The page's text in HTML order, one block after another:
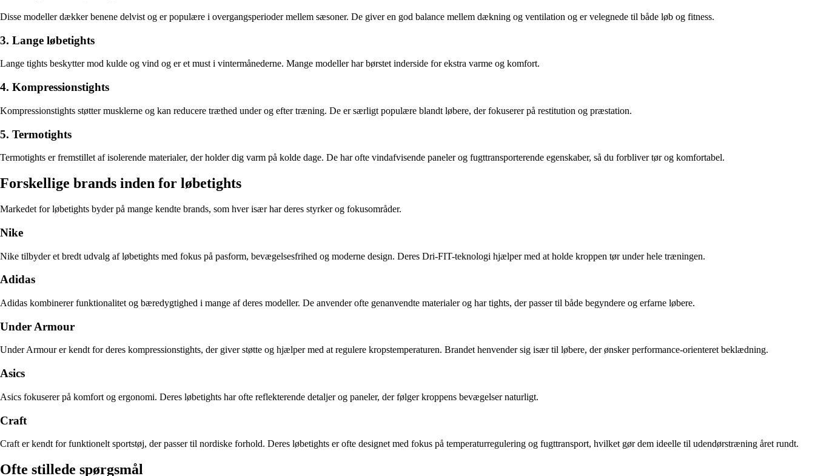
Disse modeller dækker benene delvist og er populære i overgangsperioder mellem sæsoner. De giver en god balance mellem dækning og ventilation og er velegnede til både løb og fitness.
3. Lange løbetights
Lange tights beskytter mod kulde og vind og er et must i vintermånederne. Mange modeller har børstet inderside for ekstra varme og komfort.
4. Kompressionstights
Kompressionstights støtter musklerne og kan reducere træthed under og efter træning. De er særligt populære blandt løbere, der fokuserer på restitution og præstation.
5. Termotights
Termotights er fremstillet af isolerende materialer, der holder dig varm på kolde dage. De har ofte vindafvisende paneler og fugttransporterende egenskaber, så du forbliver tør og komfortabel.
Forskellige brands inden for løbetights
Markedet for løbetights byder på mange kendte brands, som hver især har deres styrker og fokusområder.
Nike
Nike tilbyder et bredt udvalg af løbetights med fokus på pasform, bevægelsesfrihed og moderne design. Deres Dri-FIT-teknologi hjælper med at holde kroppen tør under hele træningen.
Adidas
Adidas kombinerer funktionalitet og bæredygtighed i mange af deres modeller. De anvender ofte genanvendte materialer og har tights, der passer til både begyndere og erfarne løbere.
Under Armour
Under Armour er kendt for deres kompressionstights, der giver støtte og hjælper med at regulere kropstemperaturen. Brandet henvender sig især til løbere, der ønsker performance-orienteret beklædning.
Asics
Asics fokuserer på komfort og ergonomi. Deres løbetights har ofte reflekterende detaljer og paneler, der følger kroppens bevægelser naturligt.
Craft
Craft er kendt for funktionelt sportstøj, der passer til nordiske forhold. Deres løbetights er ofte designet med fokus på temperaturregulering og fugttransport, hvilket gør dem ideelle til udendørstræning året rundt.
Ofte stillede spørgsmål